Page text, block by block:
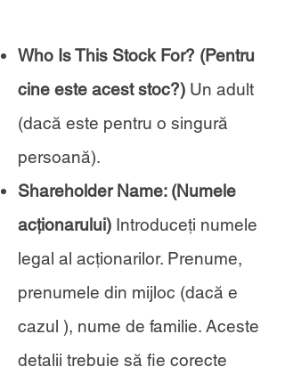
Who Is This Stock For? (Pentru
cine este acest stoc?) Un adult
(dacă este pentru o singură
persoană).
Shareholder Name: (Numele
acționarului) Introduceți numele
legal al acționarilor. Prenume,
prenumele din mijloc (dacă e
cazul ), nume de familie. Aceste
detalii trebuie să fie corecte